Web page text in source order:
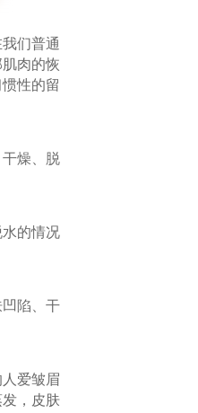
们普通
肉的恢
性的留
燥、脱
的情况
陷、干
爱皱眉
，皮肤